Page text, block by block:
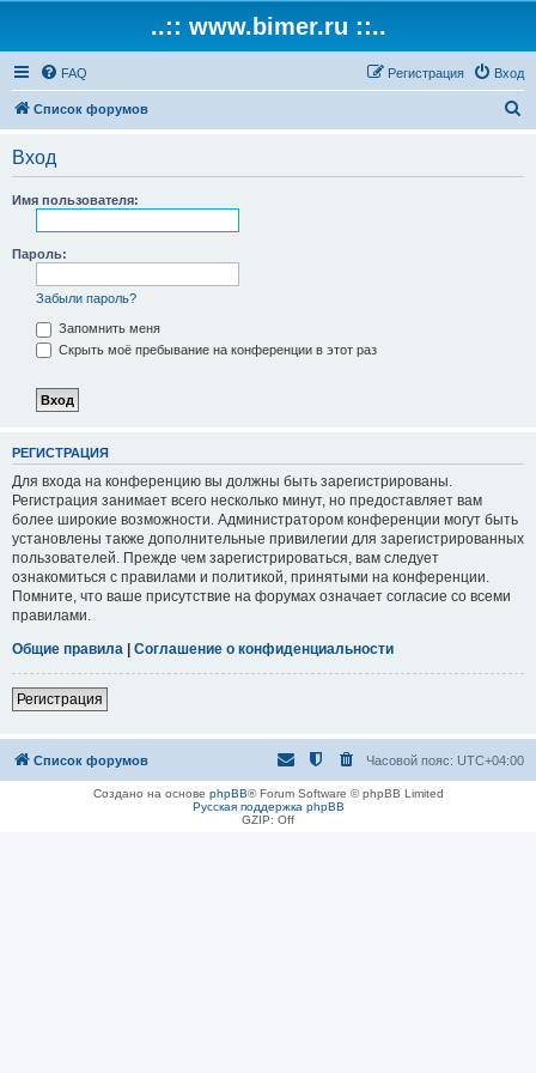
..:: www.bimer.ru ::..
FAQ Вход
Регистрация
Список форумов
Вход
Имя пользователя:
Пароль:
Забыли пароль?
Запомнить меня
Скрыть моё пребывание на конференции в этот раз
РЕГИСТРАЦИЯ
Для входа на конференцию вы должны быть зарегистрированы.
Регистрация занимает всего несколько минут, но предоставляет вам
более широкие возможности. Администратором конференции могут быть
установлены также дополнительные привилегии для зарегистрированных
пользователей. Прежде чем зарегистрироваться, вам следует
ознакомиться с правилами и политикой, принятыми на конференции.
Помните, что ваше присутствие на форумах означает согласие со всеми
правилами.
Общие правила | Соглашение о конфиденциальности
Регистрация
Список форумов Часовой пояс: UTC+04:00
Создано на основе phpBB® Forum Software © phpBB Limited
Русская поддержка phpBB
GZIP: Off